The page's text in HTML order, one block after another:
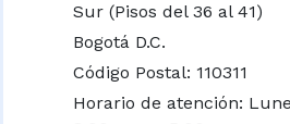
Sur (Pisos del 36 al 41)
Bogotá D.C.
Código Postal: 110311
Horario de atención: